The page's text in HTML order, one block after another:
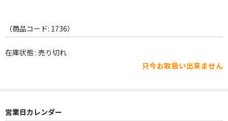
WORLD
その他
（商品コード: 1736）
在庫状態 : 売り切れ
只今お取扱い出来ません
営業日カレンダー